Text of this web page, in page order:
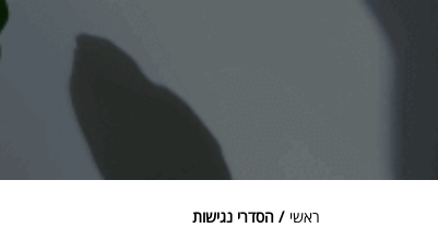
ראשי / הסדרי נגישות